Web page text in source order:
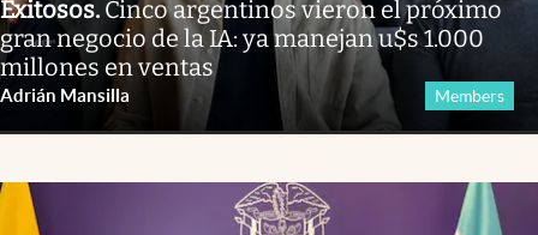
Exitosos. Cinco argentinos vieron el próximo
gran negocio de la IA: ya manejan u$s 1.000
millones en ventas
Adrián Mansilla Members